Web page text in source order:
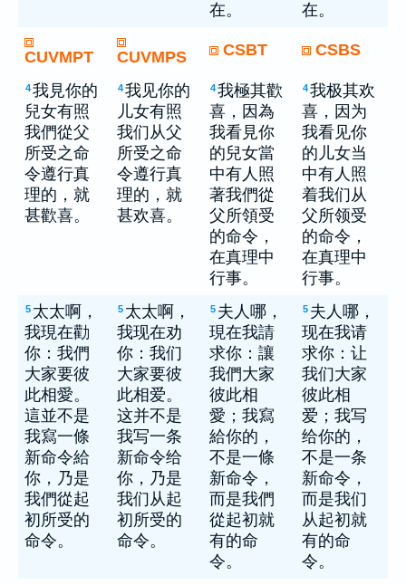
在。
在。
CUVMPT CUVMPS CSBT CSBS
4我見你的
兒女有照
我們從父
所受之命
令遵行真
理的，就
甚歡喜。
4我见你的
儿女有照
我们从父
所受之命
令遵行真
理的，就
甚欢喜。
4我極其歡
喜，因為
我看見你
的兒女當
中有人照
著我們從
父所領受
的命令，
在真理中
行事。
4我极其欢
喜，因为
我看见你
的儿女当
中有人照
着我们从
父所领受
的命令，
在真理中
行事。
5 太太啊，
我現在勸
你：我們
大家要彼
此相愛。
這並不是
我寫一條
新命令給
你，乃是
我們從起
初所受的
命令。
5 太太啊，
我现在劝
你：我们
大家要彼
此相爱。
这并不是
我写一条
新命令给
你，乃是
我们从起
初所受的
命令。
5 夫人哪，
現在我請
求你：讓
我們大家
彼此相
愛；我寫
給你的，
不是一條
新命令，
而是我們
從起初就
有的命
令。
5 夫人哪，
现在我请
求你：让
我们大家
彼此相
爱；我写
给你的，
不是一条
新命令，
而是我们
从起初就
有的命
令。